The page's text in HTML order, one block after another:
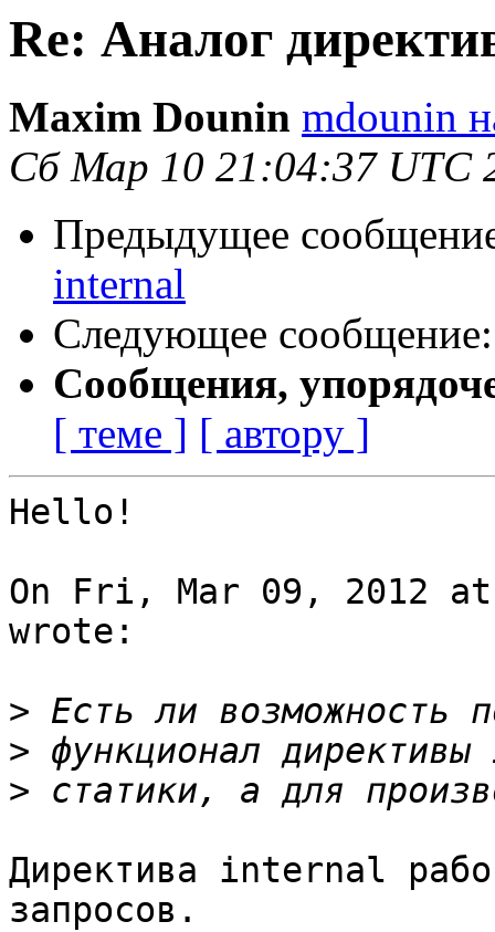
Re: Аналог
Maxim Dounin mdounin
Сб Мар 10 21:04:37 UTC
Предыдущее
internal
Следующее
Сообщения,
[ теме ] [ автору ]
Hello!
On Fri, Mar 09, 2012 at
wrote:
>
>
>
Директива internal
запросов.